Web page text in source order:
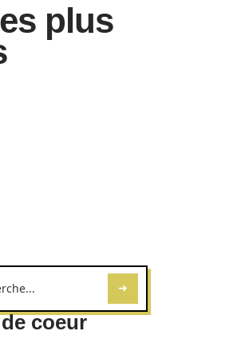
plus
coeur